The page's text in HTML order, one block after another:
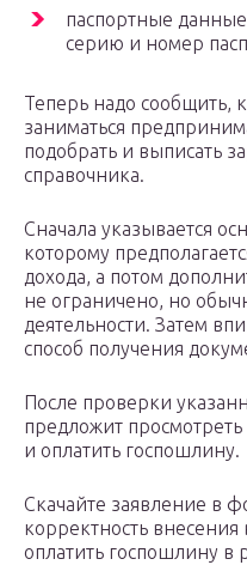
паспортные
серию и номер
Теперь надо сообщить,
заниматься
подобрать и выписать
справочника.
Сначала указывается
которому
дохода, а потом
не ограничено, но
деятельности. Затем
способ получения
После проверки
предложит
и оплатить госпошлину.
Скачайте заявление в
корректность
оплатить госпошлину в